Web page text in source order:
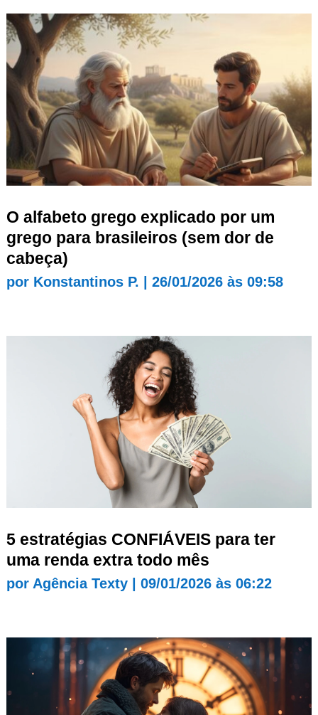
O alfabeto grego explicado por um
grego para brasileiros (sem dor de
cabeça)
por Konstantinos P. 26/01/2026 às 09:58
5 estratégias CONFIÁVEIS para ter
uma renda extra todo mês
por Agência Texty| 09/01/2026 às 06:22